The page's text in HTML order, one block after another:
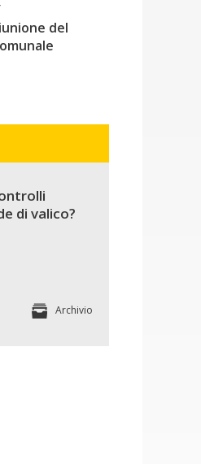
del
di valico?
Archivio